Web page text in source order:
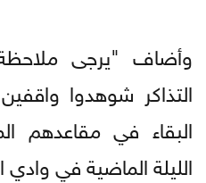
وأضاف "يرجى
التذاكر شوهدوا
البقاء في مقاعدهم
الليلة الماضية في وادي